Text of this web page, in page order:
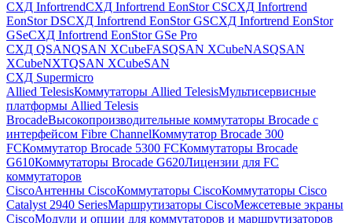
СХД InfortrendСХД Infortrend EonStor CSСХД Infortrend
EonStor DSСХД Infortrend EonStor GSСХД Infortrend EonStor
GSeСХД Infortrend EonStor GSe Pro
СХД QSANQSAN XCubeFASQSAN XCubeNASQSAN
XCubeNXTQSAN XCubeSAN
СХД Supermicro
Allied TelesisКоммутаторы Allied TelesisМультисервисные
платформы Allied Telesis
BrocadeВысокопроизводительные коммутаторы Brocade с
интерфейсом Fibre ChannelКоммутатор Brocade 300
FCКоммутатор Brocade 5300 FCКоммутаторы Brocade
G610Коммутаторы Brocade G620Лицензии для FC
коммутаторов
CiscoАнтенны CiscoКоммутаторы CiscoКоммутаторы Cisco
Catalyst 2940 SeriesМаршрутизаторы CiscoМежсетевые экраны
CiscoМодули и опции для коммутаторов и маршрутизаторов